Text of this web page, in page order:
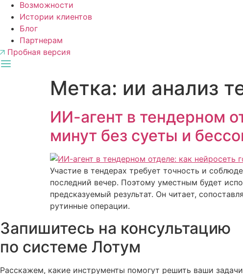
Возможности
Истории клиентов
Блог
Партнерам
Пробная версия
Метка: ии анализ
ИИ-агент в тендерном
минут без суеты и
Участие в тендерах требует точность и
последний вечер. Поэтому уместным будет
предсказуемый результат. Он читает,
рутинные операции.
Запишитесь на консультацию
по системе Лотум
Расскажем, какие инструменты помогут решить ваши